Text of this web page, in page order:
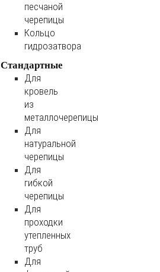
песчаной
черепицы
Кольцо
гидрозатвора
Стандартные
Для
кровель
из
металлочерепицы
Для
натуральной
черепицы
Для
гибкой
черепицы
Для
проходки
утепленных
труб
Для